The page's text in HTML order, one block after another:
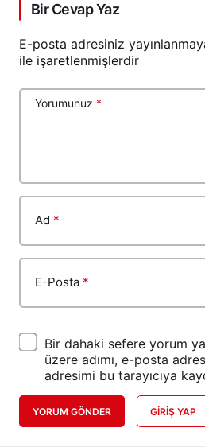
Bir Cevap Yaz
E-posta adresiniz
ile işaretlenmişlerdir
Yorumunuz *
Ad *
E-Posta *
Bir dahaki sefere yorum
üzere adımı, e-posta
adresimi bu tarayıcıya
YORUM GÖNDER GIRIŞ YAP